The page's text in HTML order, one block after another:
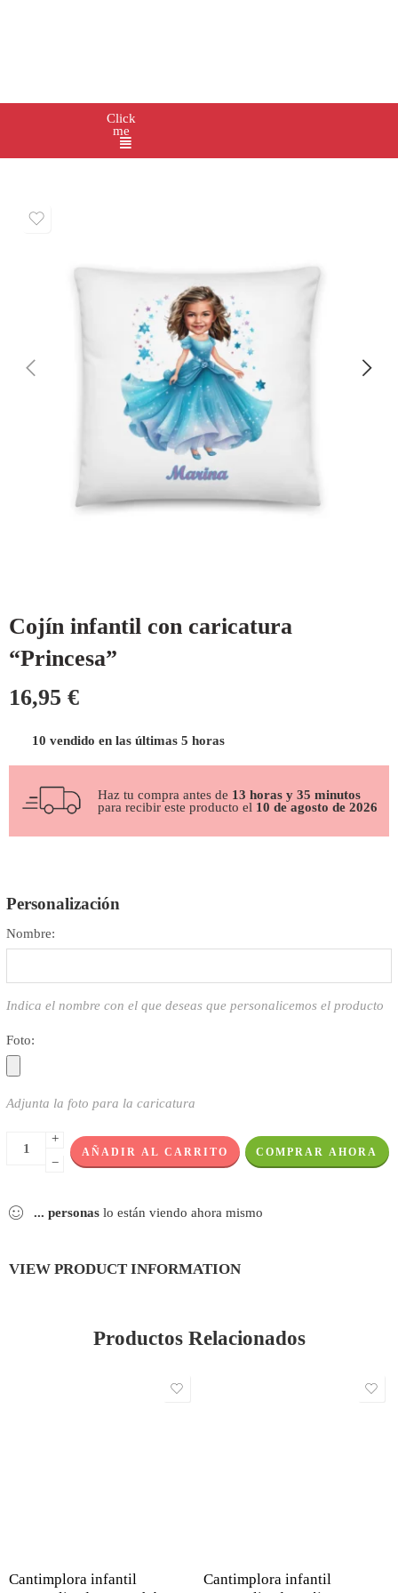
Click
me
Cojín infantil con caricatura
“Princesa”
16,95 €
10 vendido en las últimas 5 horas
Haz tu compra antes de 13 horas y 35 minutos
para recibir este producto el 10 de agosto de 2026
Personalización
Nombre:
Indica el nombre con el que deseas que personalicemos el producto
Foto:
Adjunta la foto para la caricatura
+
−
AÑADIR AL CARRITO COMPRAR AHORA
... personas lo están viendo ahora mismo
VIEW PRODUCT INFORMATION
Productos Relacionados
Cantimplora infantil
Cantimplora infantil